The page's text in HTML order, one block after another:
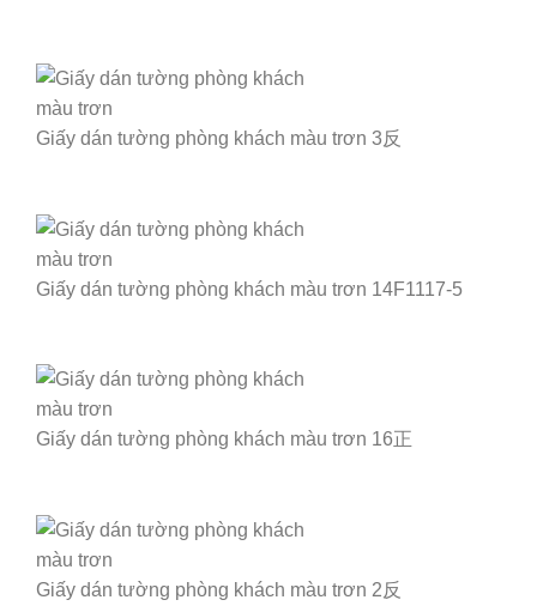
Giấy dán tường phòng khách màu trơn 3反
Giấy dán tường phòng khách màu trơn 14F1117-5
Giấy dán tường phòng khách màu trơn 16正
Giấy dán tường phòng khách màu trơn 2反